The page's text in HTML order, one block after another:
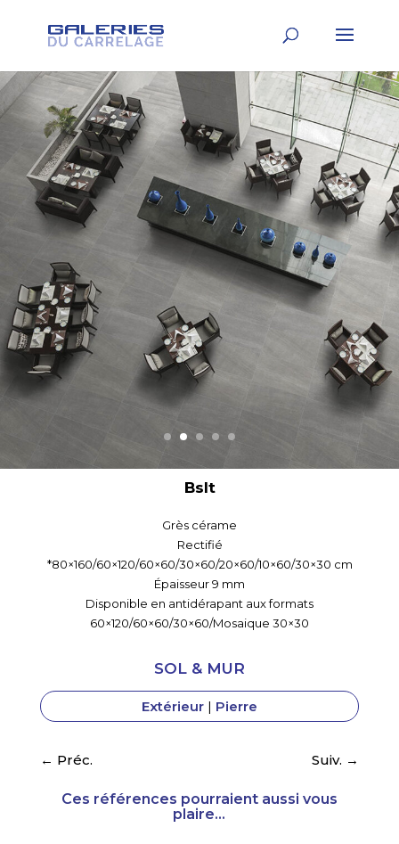
Bslt
Grès cérame
Rectifié
*80×160/60×120/60×60/30×60/20×60/10×60/30×30 cm
Épaisseur 9 mm
Disponible en antidérapant aux formats
60×120/60×60/30×60/Mosaique 30×30
SOL & MUR
Extérieur| Pierre
← Préc. Suiv. →
Ces références pourraient aussi vous
plaire...